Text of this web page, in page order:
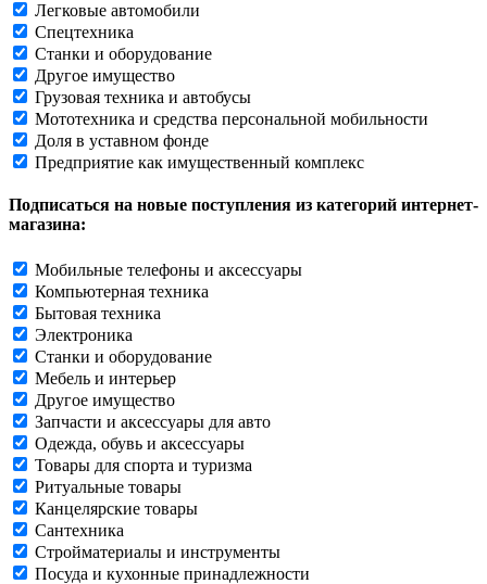
Легковые автомобили
Спецтехника
Станки и оборудование
Другое имущество
Грузовая техника и автобусы
Мототехника и средства персональной мобильности
Доля в уставном фонде
Предприятие как имущественный комплекс
Подписаться на новые поступления из категорий интернет-
магазина:
Мобильные телефоны и аксессуары
Компьютерная техника
Бытовая техника
Электроника
Станки и оборудование
Мебель и интерьер
Другое имущество
Запчасти и аксессуары для авто
Одежда, обувь и аксессуары
Товары для спорта и туризма
Ритуальные товары
Канцелярские товары
Сантехника
Стройматериалы и инструменты
Посуда и кухонные принадлежности